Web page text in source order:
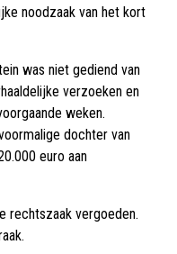
noodzaak van het kort
was niet gediend van
verzoeken en
weken.
dochter van
euro aan
rechtszaak vergoeden.